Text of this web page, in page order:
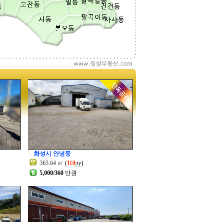
화성시 안녕동
363.64 ㎡ (110py)
5,000/360만원